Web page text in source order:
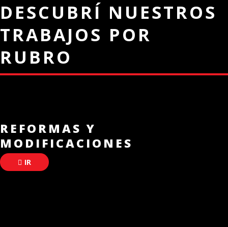
DESCUBRÍ NUESTROS
TRABAJOS POR
RUBRO
REFORMAS Y
MODIFICACIONES
IR